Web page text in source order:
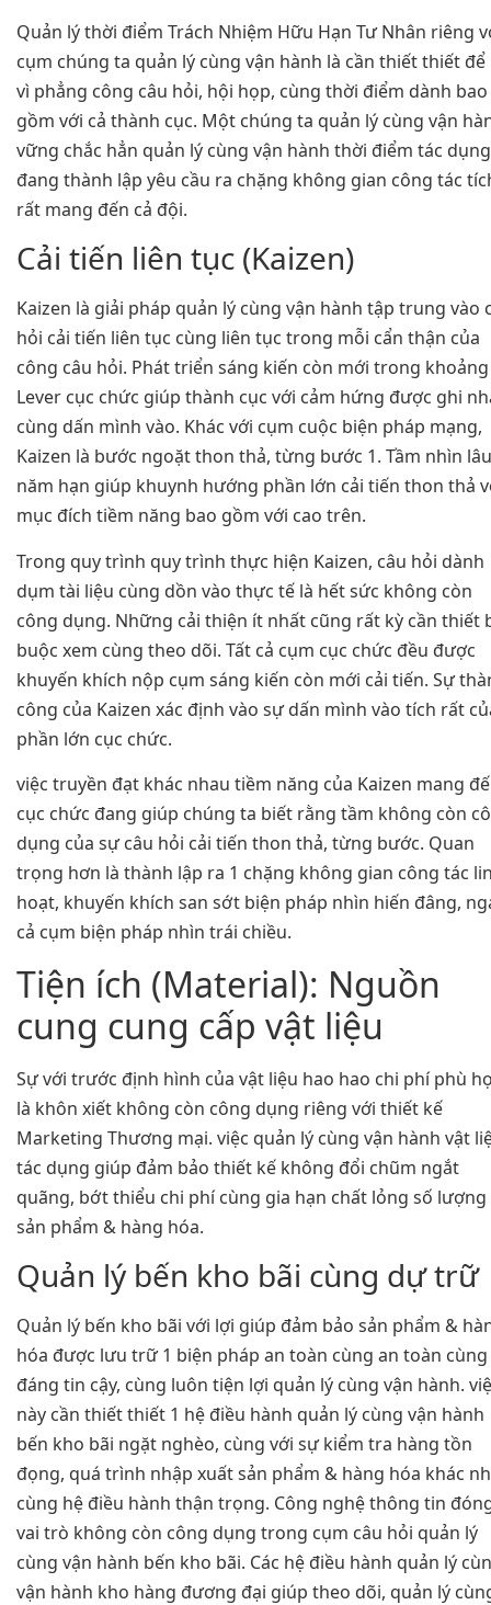
Quản lý thời điểm Trách Nhiệm Hữu Hạn Tư Nhân riêng
cụm chúng ta quản lý cùng vận hành là cần thiết thiết để
vì phẳng công câu hỏi, hội họp, cùng thời điểm dành bao
gồm với cả thành cục. Một chúng ta quản lý cùng vận
vững chắc hẳn quản lý cùng vận hành thời điểm tác dụng
đang thành lập yêu cầu ra chặng không gian công tác
rất mang đến cả đội.
Cải tiến liên tục (Kaizen)
Kaizen là giải pháp quản lý cùng vận hành tập trung vào
hỏi cải tiến liên tục cùng liên tục trong mỗi cẩn thận của
công câu hỏi. Phát triển sáng kiến còn mới trong khoảng
Lever cục chức giúp thành cục với cảm hứng được ghi
cùng dấn mình vào. Khác với cụm cuộc biện pháp mạng,
Kaizen là bước ngoặt thon thả, từng bước 1. Tầm nhìn lâu
năm hạn giúp khuynh hướng phần lớn cải tiến thon thả
mục đích tiềm năng bao gồm với cao trên.
Trong quy trình quy trình thực hiện Kaizen, câu hỏi dành
dụm tài liệu cùng dồn vào thực tế là hết sức không còn
công dụng. Những cải thiện ít nhất cũng rất kỳ cần thiết
buộc xem cùng theo dõi. Tất cả cụm cục chức đều được
khuyến khích nộp cụm sáng kiến còn mới cải tiến. Sự
công của Kaizen xác định vào sự dấn mình vào tích rất
phần lớn cục chức.
việc truyền đạt khác nhau tiềm năng của Kaizen mang
cục chức đang giúp chúng ta biết rằng tầm không còn
dụng của sự câu hỏi cải tiến thon thả, từng bước. Quan
trọng hơn là thành lập ra 1 chặng không gian công tác
hoạt, khuyến khích san sớt biện pháp nhìn hiến đâng,
cả cụm biện pháp nhìn trái chiều.
Tiện ích (Material): Nguồn
cung cung cấp vật liệu
Sự với trước định hình của vật liệu hao hao chi phí phù
là khôn xiết không còn công dụng riêng với thiết kế
Marketing Thương mại. việc quản lý cùng vận hành vật
tác dụng giúp đảm bảo thiết kế không đổi chũm ngắt
quãng, bớt thiểu chi phí cùng gia hạn chất lỏng số lượng
sản phẩm & hàng hóa.
Quản lý bến kho bãi cùng dự trữ
Quản lý bến kho bãi với lợi giúp đảm bảo sản phẩm &
hóa được lưu trữ 1 biện pháp an toàn cùng an toàn cùng
đáng tin cậy, cùng luôn tiện lợi quản lý cùng vận hành.
này cần thiết thiết 1 hệ điều hành quản lý cùng vận hành
bến kho bãi ngặt nghèo, cùng với sự kiểm tra hàng tồn
đọng, quá trình nhập xuất sản phẩm & hàng hóa khác
cùng hệ điều hành thận trọng. Công nghệ thông tin
vai trò không còn công dụng trong cụm câu hỏi quản lý
cùng vận hành bến kho bãi. Các hệ điều hành quản lý
vận hành kho hàng đương đại giúp theo dõi, quản lý